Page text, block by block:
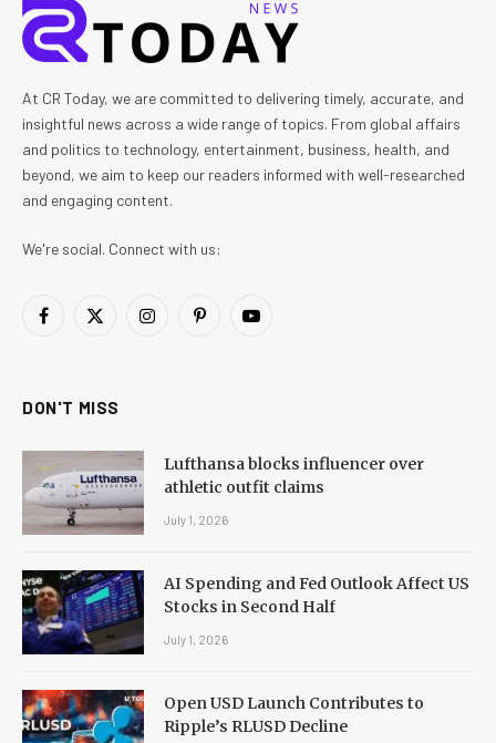
At CR Today, we are committed to delivering timely, accurate, and
insightful news across a wide range of topics. From global affairs
and politics to technology, entertainment, business, health, and
beyond, we aim to keep our readers informed with well-researched
and engaging content.
We're social. Connect with us:
Facebook
X
InstagramPinterestYouTube
DON'T MISS
Lufthansa blocks influencer over
athletic outfit claims
July 1, 2026
AI Spending and Fed Outlook Affect US
Stocks in Second Half
July 1, 2026
Open USD Launch Contributes to
Ripple’s RLUSD Decline